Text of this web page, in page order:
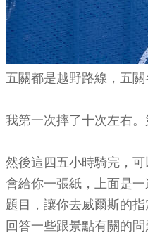
五關都是越野路線，五關
我第一次摔了十次左右。
然後這四五小時騎完，
會給你一張紙，上面是
題目，讓你去威爾斯的
回答一些跟景點有關的問